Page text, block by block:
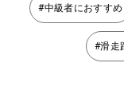
#中級者におすすめ
#滑走